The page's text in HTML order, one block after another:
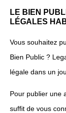
LE BIEN
LÉGALES
Vous souhaitez
Bien Public ?
légale dans un
Pour publier une
suffit de vous